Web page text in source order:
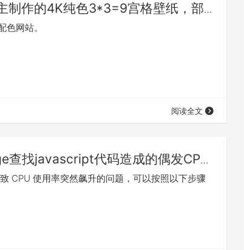
制作的4K纯色3*3=9宫格壁纸，部
色网站。
阅读全文
查找javascript代码造成的偶发CPU
CPU 使用率突然飙升的问题，可以按照以下步骤